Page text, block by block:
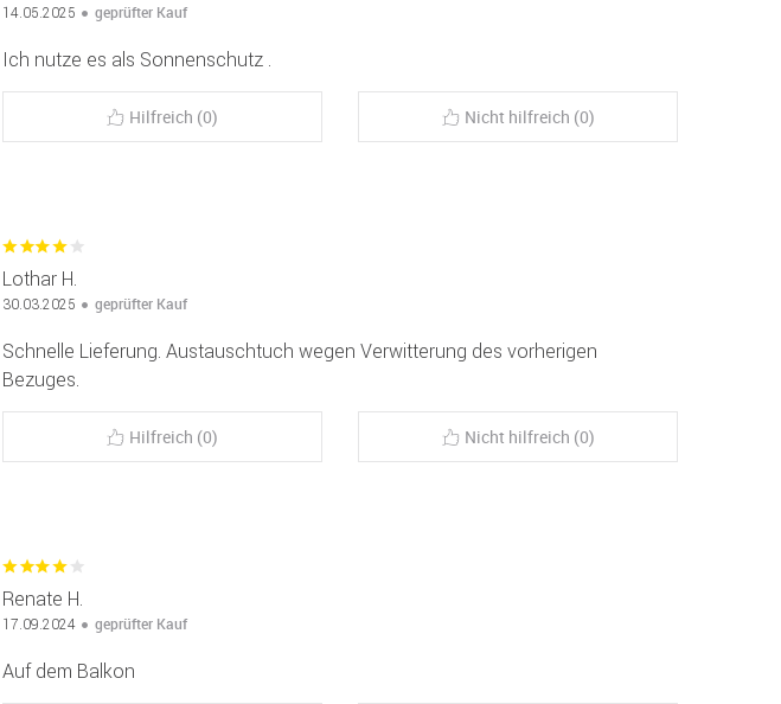
14.05.2025 geprüfter Kauf
Ich nutze es als Sonnenschutz .
Hilfreich (0) Nicht hilfreich (0)
Lothar H.
30.03.2025 geprüfter Kauf
Schnelle Lieferung. Austauschtuch wegen Verwitterung des vorherigen
Bezuges.
Hilfreich (0) Nicht hilfreich (0)
Renate H.
17.09.2024 geprüfter Kauf
Auf dem Balkon